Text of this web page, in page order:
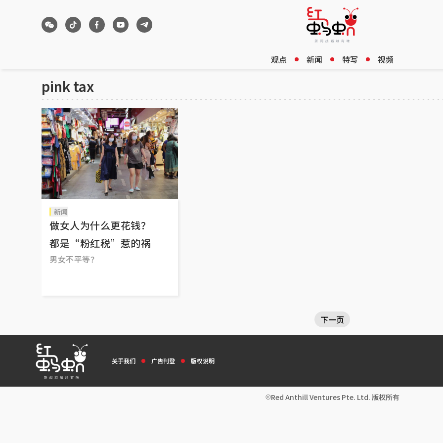
观点 新闻 特写 视频
pink tax
新闻
做女人为什么更花钱？
都是“粉红税”惹的祸
男女不平等？
下一页
关于我们 广告刊登 版权说明
Red Anthill Ventures Pte. Ltd. 版权所有